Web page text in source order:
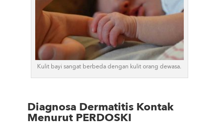
Kulit bayi sangat berbeda dengan kulit orang dewasa.
Diagnosa Dermatitis Kontak
Menurut PERDOSKI